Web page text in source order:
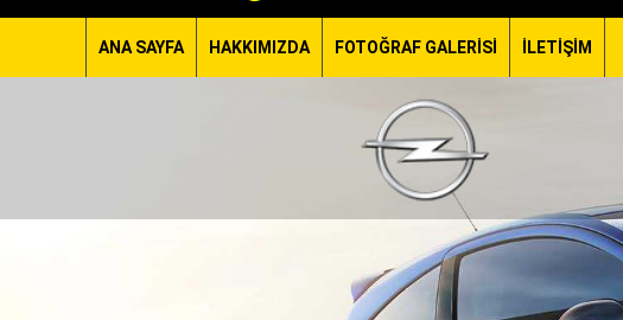
ANA SAYFA HAKKIMIZDA FOTOĞRAF GALERİSİ İLETİŞİM